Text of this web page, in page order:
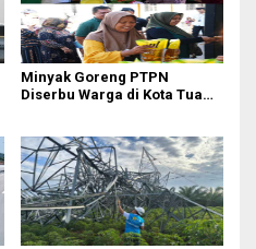
Minyak Goreng PTPN
Diserbu Warga di Kota Tua